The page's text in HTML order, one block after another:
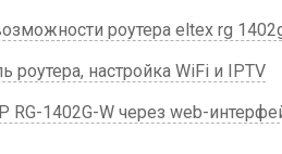
роутера eltex rg
роутера, настройка WiFi и IPTV
RG-1402G-W через web-